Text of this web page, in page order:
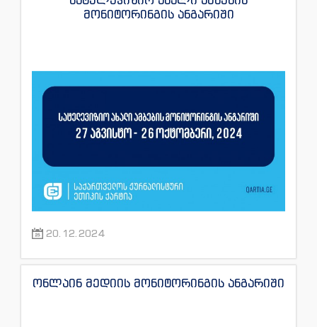
მონიტორინგის ანგარიში
20.12.2024
ონლაინ მედიის მონიტორინგის ანგარიში